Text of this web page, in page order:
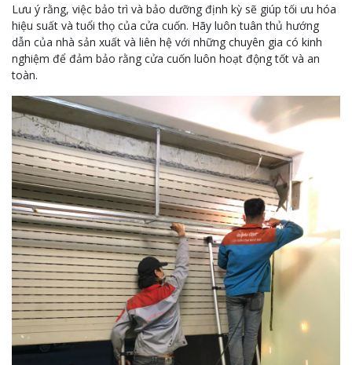
Lưu ý rằng, việc bảo trì và bảo dưỡng định kỳ sẽ giúp tối ưu hóa
hiệu suất và tuổi thọ của cửa cuốn. Hãy luôn tuân thủ hướng
dẫn của nhà sản xuất và liên hệ với những chuyên gia có kinh
nghiệm để đảm bảo rằng cửa cuốn luôn hoạt động tốt và an
toàn.